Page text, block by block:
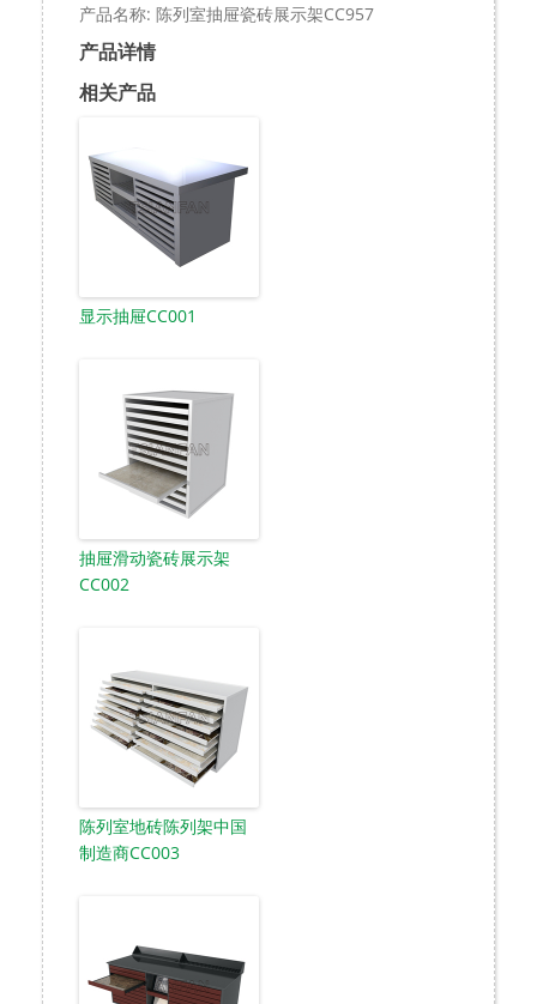
产品名称: 陈列室抽屉瓷砖展示架CC957
产品详情
相关产品
显示抽屉CC001
抽屉滑动瓷砖展示架
CC002
陈列室地砖陈列架中国
制造商CC003